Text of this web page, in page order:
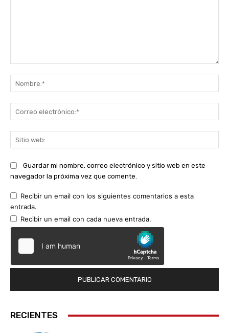
Guardar mi nombre, correo electrónico y sitio web en este
navegador la próxima vez que comente.
Recibir un email con los siguientes comentarios a esta
entrada.
Recibir un email con cada nueva entrada.
RECIENTES